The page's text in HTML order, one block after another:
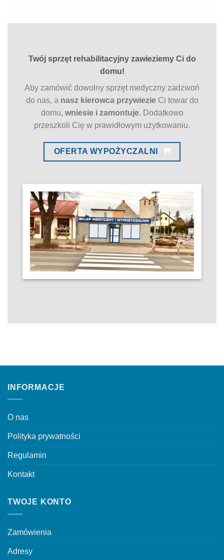
Twój sprzęt rehabilitacyjnyzawieziemy Ci do
domu!
Aby zamówić dowolny sprzęt medyczny zadzwoń
do nas, a nasz kierowca przywiezieCi towar do
domu, wniesie i zamontuje. Dodatkowo
przeszkoli Cię w prawidłowym użytkowaniu.
OFERTA WYPOŻYCZALNI
INFORMACJE
O nas
Polityka prywatności
Regulamin
Kontakt
TWOJE KONTO
Zamówienia
Adresy